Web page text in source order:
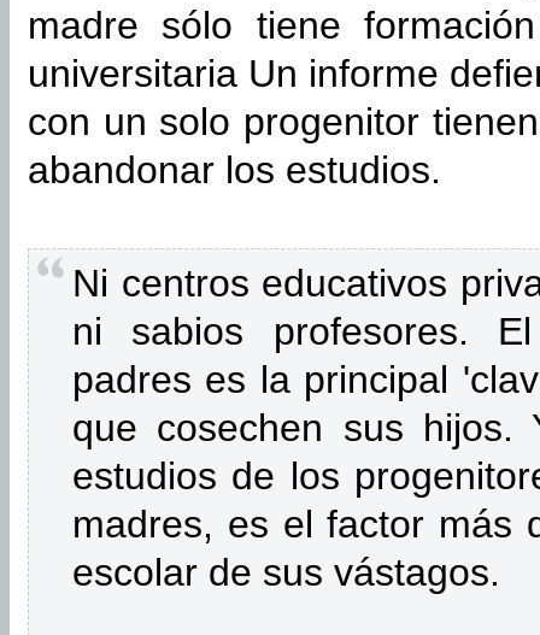
madre sólo tiene
universitaria Un informe
con un solo progenitor
abandonar los estudios.
Ni centros educativos
ni sabios profesores.
padres es la principal
que cosechen sus
estudios de los
madres, es el factor más
escolar de sus vástagos.